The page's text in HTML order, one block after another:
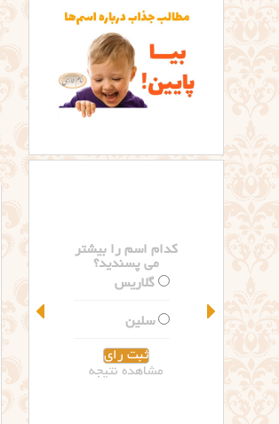
e
n
کدام اسم را بیشتر
سلین
مشاهده نتیجه
کدام اسم را بیشتر
می پسندید؟
مشاهده نتیجه